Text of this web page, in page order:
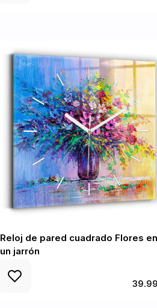
Reloj de pared cuadrado Flores en
un jarrón